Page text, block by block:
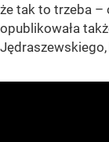
że tak to trzeba –
opublikowała
Jędraszewskiego,